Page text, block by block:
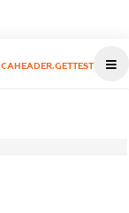
CAHEADER.GETTEST